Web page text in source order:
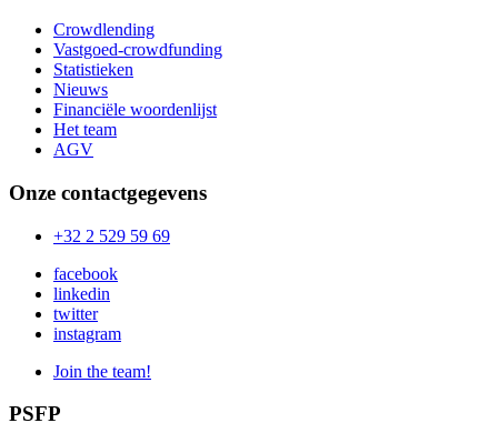
Crowdlending
Vastgoed-crowdfunding
Statistieken
Nieuws
Financiële woordenlijst
Het team
AGV
Onze contactgegevens
+32 2 529 59 69
facebook
linkedin
twitter
instagram
Join the team!
PSFP